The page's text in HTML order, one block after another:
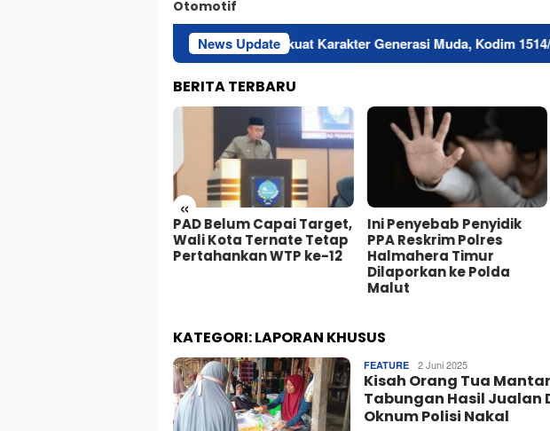
Otomotif
News Update
Perkuat Karakter Generasi Muda, Kodim 1514/Morotai Gelar
BERITA TERBARU
«
PAD Belum Capai Target,
Wali Kota Ternate Tetap
Pertahankan WTP ke-12
Ini Penyebab Penyidik
PPA Reskrim Polres
Halmahera Timur
Dilaporkan ke Polda
Malut
KATEGORI:LAPORAN KHUSUS
FEATURE Tim
Redaksi
2 Juni 2025
Kisah Orang Tua
Tabungan Hasil Jualan
Oknum Polisi Nakal